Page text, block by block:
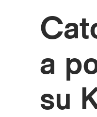
a
su